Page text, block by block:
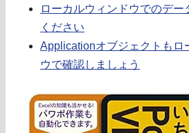
ローカルウィンドウでのデー
ください
Applicationオブジェクトもロ
ウで確認しましょう